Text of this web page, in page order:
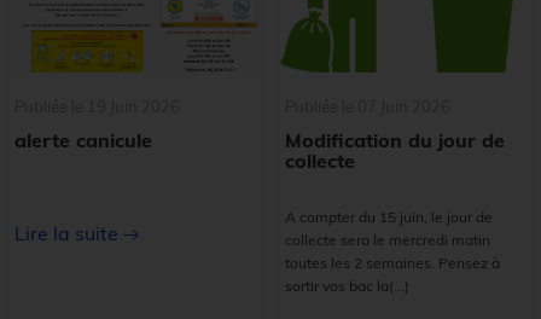
alerte canicule
Lire la suite
Modification du jour de
collecte
A compter du 15 juin, le jour de
collecte sera le mercredi matin
toutes les 2 semaines. Pensez à
sortir vos bac la(...)